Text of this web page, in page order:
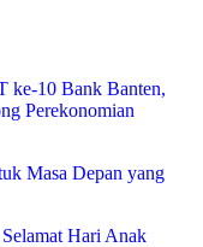
ke-10 Bank Banten,
Perekonomian
Masa Depan yang
Hari Anak